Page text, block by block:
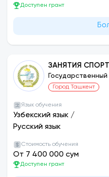
Доступен грант
ЗАНЯТИЯ
воспитания и
Город Ташкент
Язык обучения
Узбекский язык /
Русский язык
Стоимость обучения
От 7 400 000 сум
Доступен грант